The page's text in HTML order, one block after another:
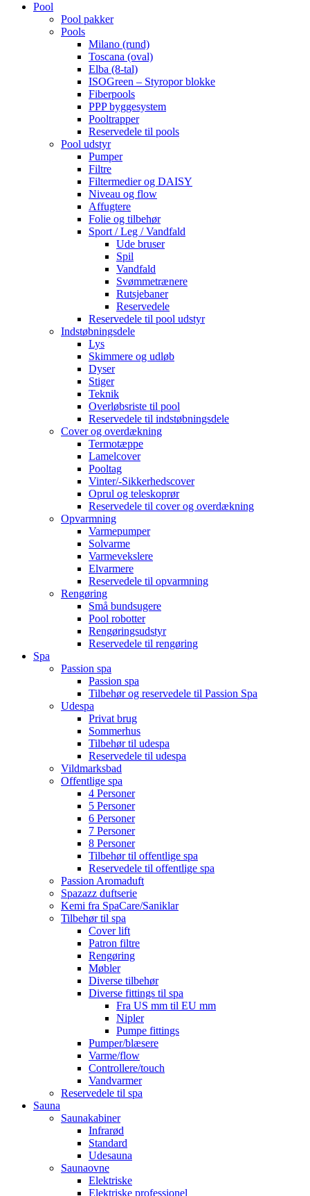
Pool
Pool pakker
Pools
Milano (rund)
Toscana (oval)
Elba (8-tal)
ISOGreen – Styropor blokke
Fiberpools
PPP byggesystem
Pooltrapper
Reservedele til pools
Pool udstyr
Pumper
Filtre
Filtermedier og DAISY
Niveau og flow
Affugtere
Folie og tilbehør
Sport / Leg / Vandfald
Ude bruser
Spil
Vandfald
Svømmetrænere
Rutsjebaner
Reservedele
Reservedele til pool udstyr
Indstøbningsdele
Lys
Skimmere og udløb
Dyser
Stiger
Teknik
Overløbsriste til pool
Reservedele til indstøbningsdele
Cover og overdækning
Termotæppe
Lamelcover
Pooltag
Vinter/-Sikkerhedscover
Oprul og teleskoprør
Reservedele til cover og overdækning
Opvarmning
Varmepumper
Solvarme
Varmevekslere
Elvarmere
Reservedele til opvarmning
Rengøring
Små bundsugere
Pool robotter
Rengøringsudstyr
Reservedele til rengøring
Spa
Passion spa
Passion spa
Tilbehør og reservedele til Passion Spa
Udespa
Privat brug
Sommerhus
Tilbehør til udespa
Reservedele til udespa
Vildmarksbad
Offentlige spa
4 Personer
5 Personer
6 Personer
7 Personer
8 Personer
Tilbehør til offentlige spa
Reservedele til offentlige spa
Passion Aromaduft
Spazazz duftserie
Kemi fra SpaCare/Saniklar
Tilbehør til spa
Cover lift
Patron filtre
Rengøring
Møbler
Diverse tilbehør
Diverse fittings til spa
Fra US mm til EU mm
Nipler
Pumpe fittings
Pumper/blæsere
Varme/flow
Controllere/touch
Vandvarmer
Reservedele til spa
Sauna
Saunakabiner
Infrarød
Standard
Udesauna
Saunaovne
Elektriske
Elektriske professionel